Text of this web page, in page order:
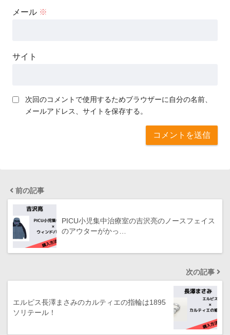
メール ※
サイト
次回のコメントで使用するためブラウザーに自分の名前、
メールアドレス、サイトを保存する。
前の記事
PICU小児集中治療室の吉沢亮のノースフェイス
のアウターがかっ…
次の記事
エルピス長澤まさみのカルティエの指輪は1895
ソリテール！